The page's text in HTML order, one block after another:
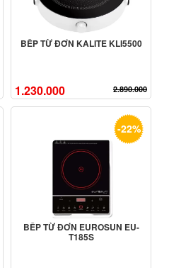
BẾP TỪ ĐƠN KALITE KLI5500
1.230.000 2.890.000
-22%
BẾP TỪ ĐƠN EUROSUN EU-
T185S